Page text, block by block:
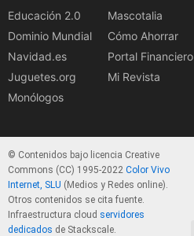
Educación 2.0
Dominio Mundial
Navidad.es
Juguetes.org
Monólogos
Mascotalia
Cómo Ahorrar
Portal Financiero
Mi Revista
© Contenidos bajo licencia Creative
Commons (CC) 1995-2022 Color Vivo
Internet, SLU (Medios y Redes online).
Otros contenidos se cita fuente.
Infraestructura cloud servidores
dedicados de Stackscale.